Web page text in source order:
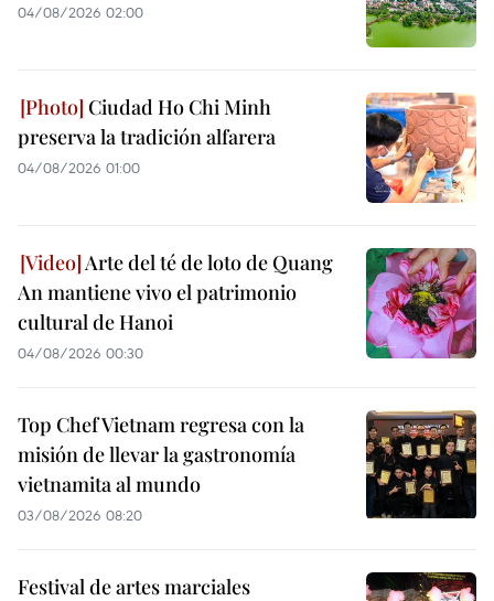
04/08/2026 02:00
Ciudad Ho Chi Minh
preserva la tradición alfarera
04/08/2026 01:00
Arte del té de loto de Quang
An mantiene vivo el patrimonio
cultural de Hanoi
04/08/2026 00:30
Top Chef Vietnam regresa con la
misión de llevar la gastronomía
vietnamita al mundo
03/08/2026 08:20
Festival de artes marciales